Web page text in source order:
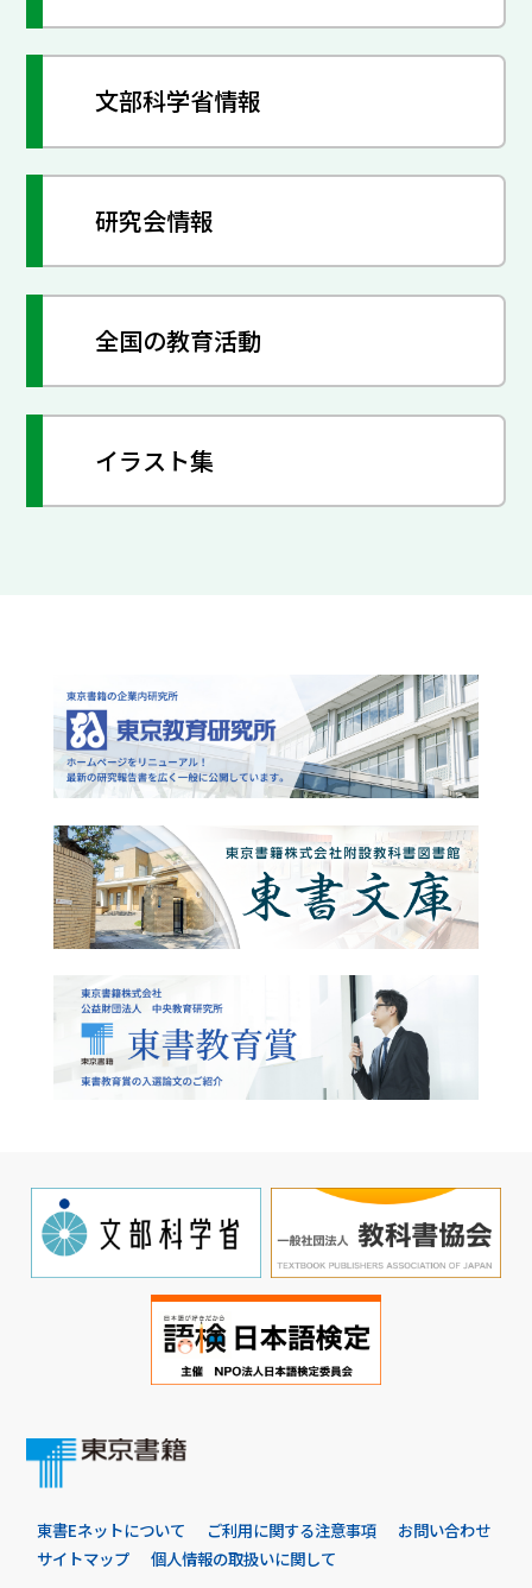
文部科学省情報
研究会情報
全国の教育活動
イラスト集
東書Eネットについて ご利用に関する注意事項
お問い合わせ
サイトマップ
個人情報の取扱いに関して